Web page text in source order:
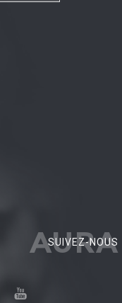
AURA
SUIVEZ-NOUS